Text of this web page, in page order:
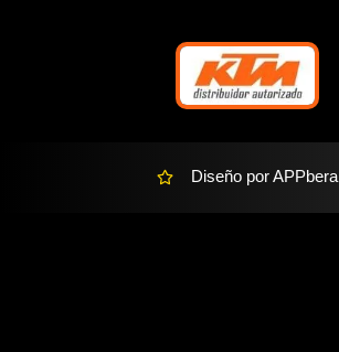
a
Diseño por APPbera